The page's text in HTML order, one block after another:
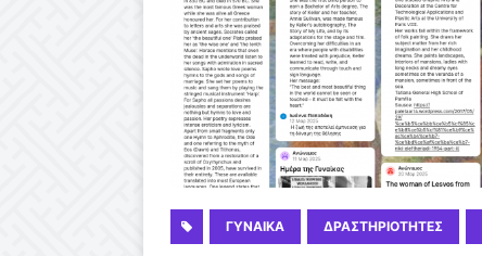
ΓΥΝΑΊΚΑ ΔΡΑΣΤΗΡΙΌΤΗΤΕΣ